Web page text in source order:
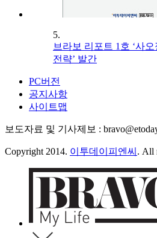
5.
브라보 리포트 1호 ‘사
전략’ 발간
PC버전
공지사항
사이트맵
보도자료 및 기사제보 :
Copyright 2014. 이투데이피엔씨 . All